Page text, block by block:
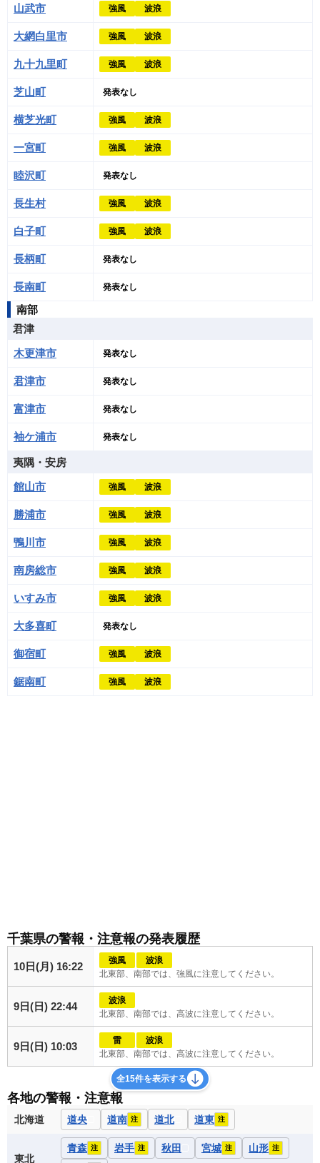
山武市 強風 波浪
大網白里市 強風 波浪
九十九里町 強風 波浪
芝山町 発表なし
横芝光町 強風 波浪
一宮町 強風 波浪
睦沢町 発表なし
長生村 強風 波浪
白子町 強風 波浪
長柄町 発表なし
長南町 発表なし
南部
君津
木更津市
発表なし
君津市 発表なし
富津市 発表なし
袖ケ浦市 発表なし
夷隅・安房
館山市
強風 波浪
勝浦市 強風 波浪
鴨川市 強風 波浪
南房総市 強風 波浪
いすみ市 強風 波浪
大多喜町 発表なし
御宿町 強風 波浪
鋸南町 強風 波浪
千葉県の警報・注意報の発表履歴
10日(月) 16:22 強風
波浪
北東部、南部では、強風に注意してください。
9日(日) 22:44
波浪
北東部、南部では、高波に注意してください。
9日(日) 10:03 雷
波浪
北東部、南部では、高波に注意してください。
全15件を表示する
各地の警報・注意報
北海道 道央 道南 注 道北 道東 注
東北
青森 注 岩手 注 秋田 宮城 注 山形 注